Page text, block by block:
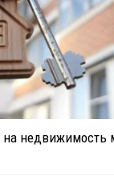
на недвижимость